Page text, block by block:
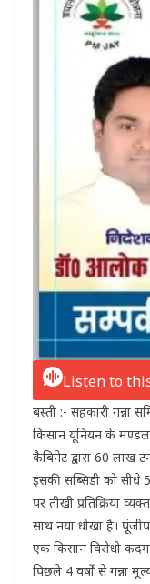
Listen to
बस्ती :- सहकारी गन्ना
किसान यूनियन के मण्डल
कैबिनेट द्वारा 60 लाख
इसकी सब्सिडी को सीधे
पर तीखी प्रतिक्रिया
साथ नया धोखा है।
एक किसान विरोधी
पिछले 4 वर्षो से गन्ना